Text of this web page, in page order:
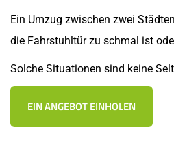
Ein Umzug zwischen zwei
die Fahrstuhltür zu schmal ist
Solche Situationen sind keine
EIN ANGEBOT EINHOLEN